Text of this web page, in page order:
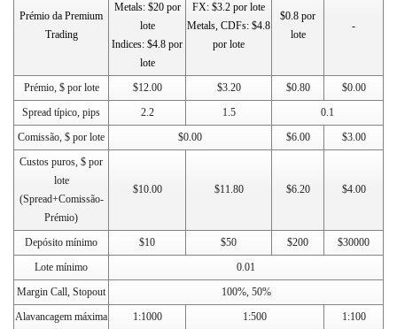
Prémio da Premium
Trading
Metals: $20 por
lote
Indices: $4.8 por
lote
FX: $3.2 por lote
Metals, CDFs: $4.8
por lote
$0.8 por
lote
-
Prémio, $ por lote $12.00 $3.20 $0.80
$0.00
Spread típico, pips
2.2 1.5
0.1
Comissão, $ por lote
$0.00 $6.00
$3.00
Custos puros, $ por
lote
(Spread+Comissão-
Prémio)
$10.00 $11.80 $6.20 $4.00
Depósito mínimo $10 $50 $200
$30000
Lote mínimo
0.01
Margin Call, Stopout
100%, 50%
Alavancagem máxima
1:1000 1:500
1:100